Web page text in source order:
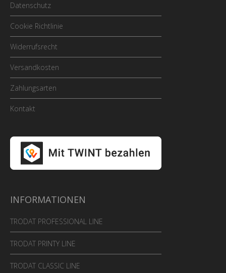
Datenschutz
Cookie Richtlinie
Widerrufsrecht
Versandkosten
Zahlungsarten
Kontakt
INFORMATIONEN
TRODAT PROFESSIONAL LINE
TRODAT PRINTY LINE
TRODAT CLASSIC LINE